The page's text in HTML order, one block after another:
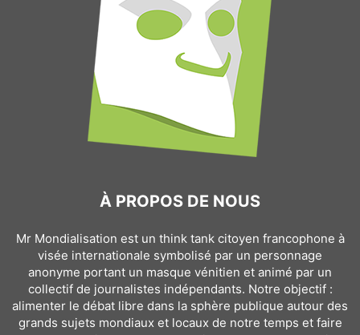
À PROPOS DE NOUS
Mr Mondialisation est un think tank citoyen francophone à
visée internationale symbolisé par un personnage
anonyme portant un masque vénitien et animé par un
collectif de journalistes indépendants. Notre objectif :
alimenter le débat libre dans la sphère publique autour des
grands sujets mondiaux et locaux de notre temps et faire